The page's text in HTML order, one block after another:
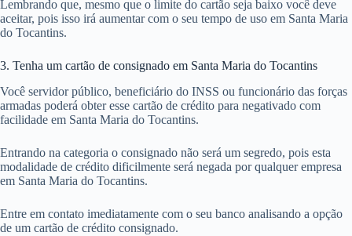
Lembrando que, mesmo que o limite do cartão seja baixo você deve
aceitar, pois isso irá aumentar com o seu tempo de uso em Santa Maria
do Tocantins.
3. Tenha um cartão de consignado em Santa Maria do Tocantins
Você servidor público, beneficiário do INSS ou funcionário das forças
armadas poderá obter esse cartão de crédito para negativado com
facilidade em Santa Maria do Tocantins.
Entrando na categoria o consignado não será um segredo, pois esta
modalidade de crédito dificilmente será negada por qualquer empresa
em Santa Maria do Tocantins.
Entre em contato imediatamente com o seu banco analisando a opção
de um cartão de crédito consignado.